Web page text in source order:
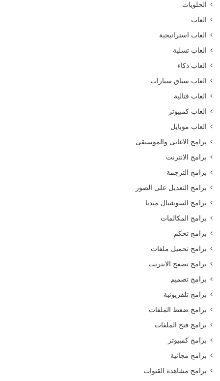
الحلويات
العاب
العاب استراتيجية
العاب تسلية
العاب ذكاء
العاب سباق سيارات
العاب قتالية
العاب كمبيوتر
العاب موبايل
برامج الاغانى والموسيقى
برامج الانترنت
برامج الترجمة
برامج التعديل على الصور
برامج السوشيال ميديا
برامج المكالمات
برامج تحكم
برامج تحميل ملفات
برامج تصفح الانترنت
برامج تصميم
برامج تلفزيونية
برامج ضغط الملفات
برامج فتح الملفات
برامج كمبيوتر
برامج مجانية
برامج مشاهدة القنوات